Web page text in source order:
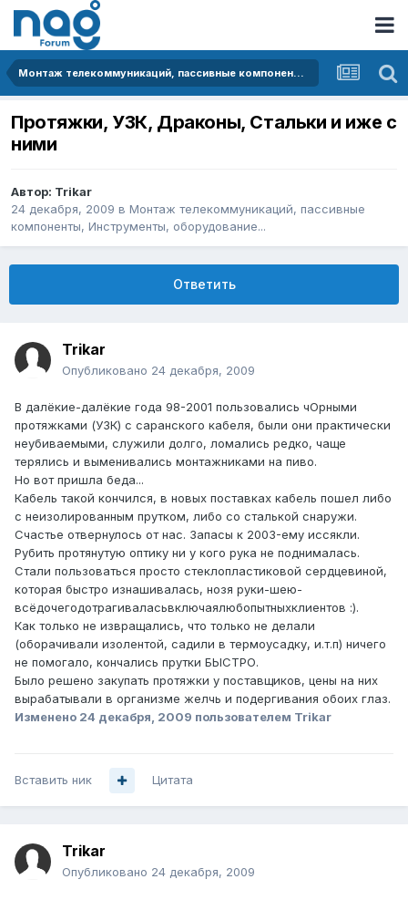
Монтаж телекоммуникаций, пассивные компоненты, Инструменты, оборудование...
Протяжки, УЗК, Драконы, Стальки и иже с
ними
Автор: Trikar
24 декабря, 2009 в Монтаж телекоммуникаций, пассивные
компоненты, Инструменты, оборудование...
Ответить
Trikar
Опубликовано 24 декабря, 2009
В далёкие-далёкие года 98-2001 пользовались чОрными
протяжками (УЗК) с саранского кабеля, были они практически
неубиваемыми, служили долго, ломались редко, чаще
терялись и выменивались монтажниками на пиво.
Но вот пришла беда...
Кабель такой кончился, в новых поставках кабель пошел либо
с неизолированным прутком, либо со сталькой снаружи.
Счастье отвернулось от нас. Запасы к 2003-ему иссякли.
Рубить протянутую оптику ни у кого рука не поднималась.
Стали пользоваться просто стеклопластиковой сердцевиной,
которая быстро изнашивалась, нозя руки-шею-
всёдочегодотрагиваласьвключаялюбопытныхклиентов :).
Как только не извращались, что только не делали
(оборачивали изолентой, садили в термоусадку, и.т.п) ничего
не помогало, кончались прутки БЫСТРО.
Было решено закупать протяжки у поставщиков, цены на них
вырабатывали в организме желчь и подергивания обоих глаз.
Изменено 24 декабря, 2009 пользователем Trikar
Вставить ник Цитата
Trikar
Опубликовано 24 декабря, 2009